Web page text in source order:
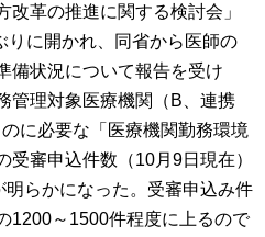
改革の推進に関する検討会」
りに開かれ、同省から医師の
備状況について報告を受け
管理対象医療機関（B、連携
に必要な「医療機関勤務環境
審申込件数（10月9日現在）
らかになった。受審申込み件
1200～1500件程度に上るので